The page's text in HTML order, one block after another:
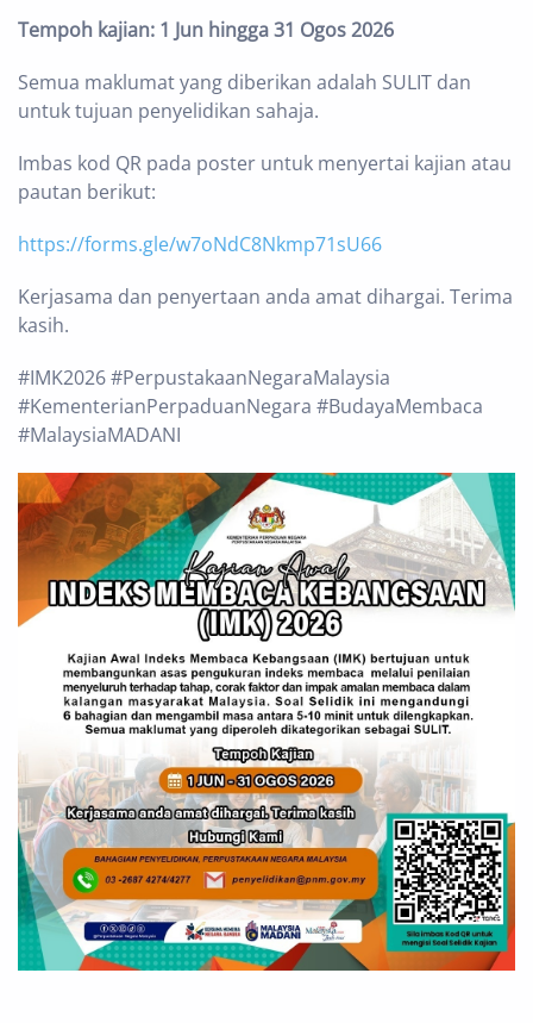
Tempoh kajian: 1 Jun hingga 31 Ogos 2026
Semua maklumat yang diberikan adalah SULIT dan
untuk tujuan penyelidikan sahaja.
Imbas kod QR pada poster untuk menyertai kajian atau
pautan berikut:
https://forms.gle/w7oNdC8Nkmp71sU66
Kerjasama dan penyertaan anda amat dihargai. Terima
kasih.
#IMK2026 #PerpustakaanNegaraMalaysia
#KementerianPerpaduanNegara #BudayaMembaca
#MalaysiaMADANI